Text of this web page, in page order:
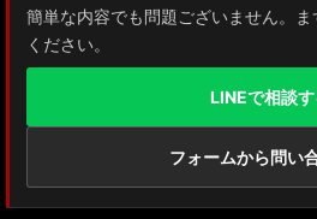
簡単な内容でも問題ございません。
ください。
LINEで相談す
フォームから問い